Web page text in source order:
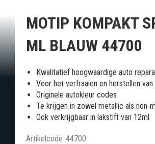
MOTIP KOMPAKT
ML BLAUW 44700
Kwalitatief hoogwaardige auto
Voor het verfraaien en herstellen
Originele autokleur codes
Te krijgen in zowel metallic als non-
Ook verkrijgbaar in lakstift van 12ml
Artikelcode 44700